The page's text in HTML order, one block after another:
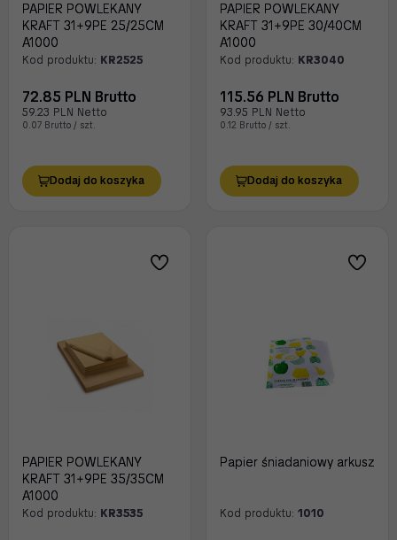
PAPIER POWLEKANY
KRAFT 31+9PE 25/25CM
A1000
Kod produktu: KR2525
72.85 PLN Brutto
59.23 PLN Netto
0.07 Brutto / szt.
Dodaj do koszyka
PAPIER POWLEKANY
KRAFT 31+9PE 30/40CM
A1000
Kod produktu: KR3040
115.56 PLN Brutto
93.95 PLN Netto
0.12 Brutto / szt.
Dodaj do koszyka
PAPIER POWLEKANY
KRAFT 31+9PE 35/35CM
A1000
Kod produktu: KR3535
Papier śniadaniowy arkusz
Kod produktu: 1010